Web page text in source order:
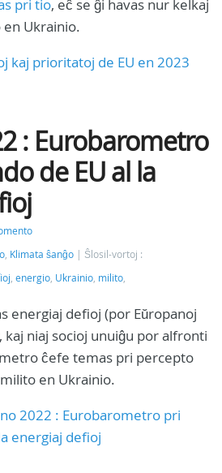
pri tio, eĉ se ĝi havas nur kelkaj
Ukrainio.
kaj prioritatoj de EU en 2023
: Eurobarometro
de EU al la
Klimata ŝanĝo
Ŝlosil-vortoj :
energio Ukrainio milito
energiaj defioj (por Eŭropanoj
kaj niaj socioj unuiĝu por alfronti
ĉefe temas pri percepto
en Ukrainio.
2022 : Eurobarometro pri
energiaj defioj